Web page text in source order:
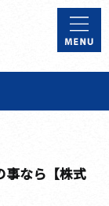
なら【株式